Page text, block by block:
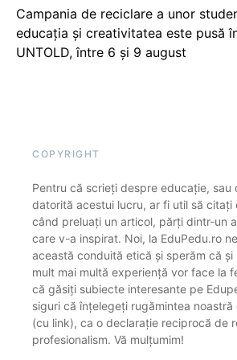
Campania de reciclare a unor
educația și creativitatea este pusă
UNTOLD, între 6 și 9 august
COPYRIGHT
Pentru că scrieți despre educație, sau
datorită acestui lucru, ar fi util să citați
când preluați un articol, părți dintr-un
care v-a inspirat. Noi, la EduPedu.ro
această conduită etică și sperăm că și
mult mai multă experiență vor face la
că găsiți subiecte interesante pe
siguri că înțelegeți rugămintea noastră
(cu link), ca o declarație reciprocă de
profesionalism. Vă mulțumim!